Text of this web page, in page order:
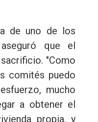
de uno de los
que el
"Como
comités puedo
mucho
a obtener el
propia, y